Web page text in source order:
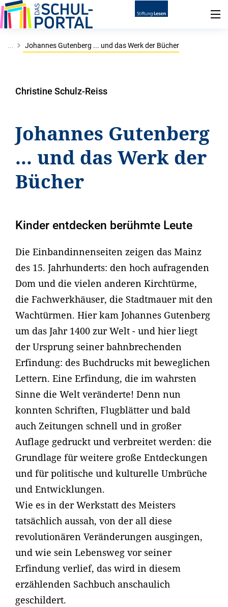
... Johannes Gutenberg ... und das Werk der Bücher
Christine Schulz-Reiss
Johannes Gutenberg
... und das Werk der
Bücher
Kinder entdecken berühmte Leute
Die Einbandinnenseiten zeigen das Mainz
des 15. Jahrhunderts: den hoch aufragenden
Dom und die vielen anderen Kirchtürme,
die Fachwerkhäuser, die Stadtmauer mit den
Wachtürmen. Hier kam Johannes Gutenberg
um das Jahr 1400 zur Welt - und hier liegt
der Ursprung seiner bahnbrechenden
Erfindung: des Buchdrucks mit beweglichen
Lettern. Eine Erfindung, die im wahrsten
Sinne die Welt veränderte! Denn nun
konnten Schriften, Flugblätter und bald
auch Zeitungen schnell und in großer
Auflage gedruckt und verbreitet werden: die
Grundlage für weitere große Entdeckungen
und für politische und kulturelle Umbrüche
und Entwicklungen.
Wie es in der Werkstatt des Meisters
tatsächlich aussah, von der all diese
revolutionären Veränderungen ausgingen,
und wie sein Lebensweg vor seiner
Erfindung verlief, das wird in diesem
erzählenden Sachbuch anschaulich
geschildert.